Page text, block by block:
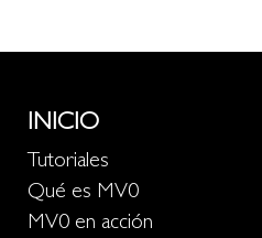
INICIO
Tutoriales
Qué es MV0
MV0 en acción